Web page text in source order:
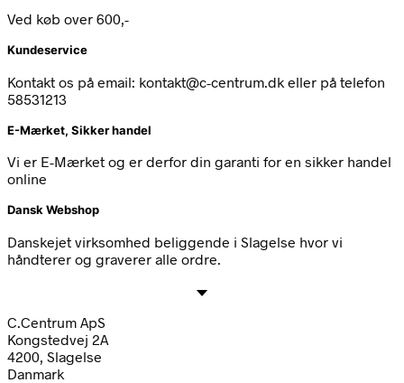
Ved køb over 600,-
Kundeservice
Kontakt os på email: kontakt@c-centrum.dk eller på telefon
58531213
E-Mærket, Sikker handel
Vi er E-Mærket og er derfor din garanti for en sikker handel
online
Dansk Webshop
Danskejet virksomhed beliggende i Slagelse hvor vi
håndterer og graverer alle ordre.
C.Centrum ApS
Kongstedvej 2A
4200, Slagelse
Danmark